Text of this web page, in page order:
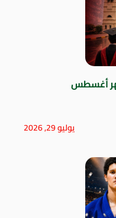
أغسطس
يوليو 29, 2026